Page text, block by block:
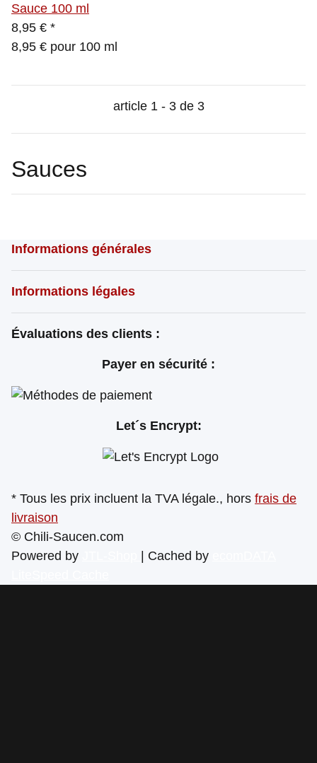
Sauce 100 ml
8,95 € *
8,95 € pour 100 ml
article 1 - 3 de 3
Sauces
Informations générales
Informations légales
Évaluations des clients :
Payer en sécurité :
Let´s Encrypt:
* Tous les prix incluent la TVA légale., hors frais de
livraison
© Chili-Saucen.com
Powered by
| Cached by